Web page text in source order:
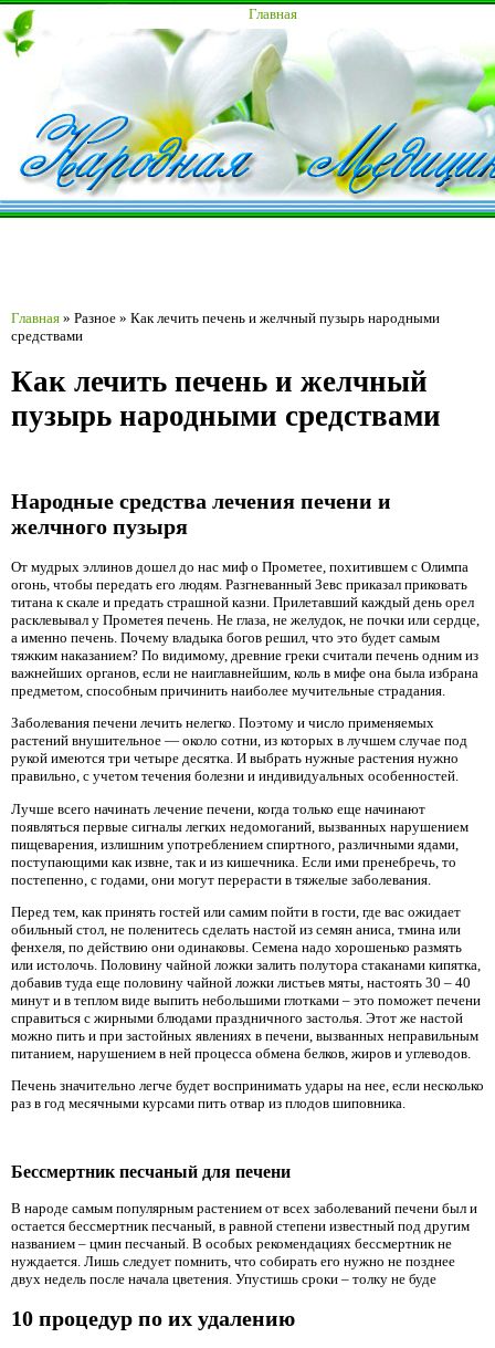
Главная
Главная » Разное » Как лечить печень и желчный пузырь народными
средствами
Как лечить печень и желчный
пузырь народными средствами
Народные средства лечения печени и
желчного пузыря
От мудрых эллинов дошел до нас миф о Прометее, похитившем с Олимпа
огонь, чтобы передать его людям. Разгневанный Зевс приказал приковать
титана к скале и предать страшной казни. Прилетавший каждый день орел
расклевывал у Прометея печень. Не глаза, не желудок, не почки или сердце,
а именно печень. Почему владыка богов решил, что это будет самым
тяжким наказанием? По видимому, древние греки считали печень одним из
важнейших органов, если не наиглавнейшим, коль в мифе она была избрана
предметом, способным причинить наиболее мучительные страдания.
Заболевания печени лечить нелегко. Поэтому и число применяемых
растений внушительное — около сотни, из которых в лучшем случае под
рукой имеются три четыре десятка. И выбрать нужные растения нужно
правильно, с учетом течения болезни и индивидуальных особенностей.
Лучше всего начинать лечение печени, когда только еще начинают
появляться первые сигналы легких недомоганий, вызванных нарушением
пищеварения, излишним употреблением спиртного, различными ядами,
поступающими как извне, так и из кишечника. Если ими пренебречь, то
постепенно, с годами, они могут перерасти в тяжелые заболевания.
Перед тем, как принять гостей или самим пойти в гости, где вас ожидает
обильный стол, не поленитесь сделать настой из семян аниса, тмина или
фенхеля, по действию они одинаковы. Семена надо хорошенько размять
или истолочь. Половину чайной ложки залить полутора стаканами кипятка,
добавив туда еще половину чайной ложки листьев мяты, настоять 30 – 40
минут и в теплом виде выпить небольшими глотками – это поможет печени
справиться с жирными блюдами праздничного застолья. Этот же настой
можно пить и при застойных явлениях в печени, вызванных неправильным
питанием, нарушением в ней процесса обмена белков, жиров и углеводов.
Печень значительно легче будет воспринимать удары на нее, если несколько
раз в год месячными курсами пить отвар из плодов шиповника.
Бессмертник песчаный для печени
В народе самым популярным растением от всех заболеваний печени был и
остается бессмертник песчаный, в равной степени известный под другим
названием – цмин песчаный. В особых рекомендациях бессмертник не
нуждается. Лишь следует помнить, что собирать его нужно не позднее
двух недель после начала цветения. Упустишь сроки – толку не буде
10 процедур по их удалению